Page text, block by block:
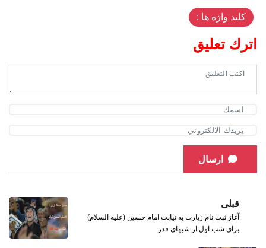
کلید واژه ها :
اترك تعليق
ارسال
قبلی
آغاز ثبت نام زیارت به نیابت امام حسین (علیه السلام)
برای شب اول از شبهای قدر